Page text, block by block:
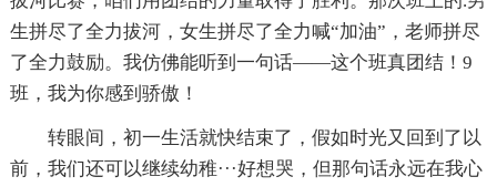
生拼尽了全力拔河，女生拼尽了全力喊“加油”，老师拼尽
了全力鼓励。我仿佛能听到一句话——这个班真团结！9
班，我为你感到骄傲！
转眼间，初一生活就快结束了，假如时光又回到了以
前，我们还可以继续幼稚···好想哭，但那句话永远在我心